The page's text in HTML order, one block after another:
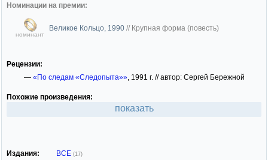
Номинации на премии:
номинант
Великое Кольцо, 1990 // Крупная форма (повесть)
Рецензии:
— «По следам «Следопыта»», 1991 г. // автор: Сергей Бережной
Похожие произведения:
показать
Издания: ВСЕ (17)